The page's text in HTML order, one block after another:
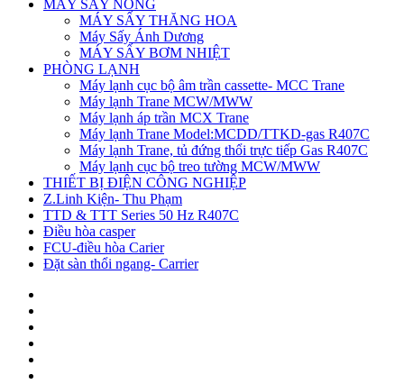
MÁY SẤY NÓNG
MÁY SẤY THĂNG HOA
Máy Sấy Ánh Dương
MÁY SẤY BƠM NHIỆT
PHÒNG LẠNH
Máy lạnh cục bộ âm trần cassette- MCC Trane
Máy lạnh Trane MCW/MWW
Máy lạnh áp trần MCX Trane
Máy lạnh Trane Model:MCDD/TTKD-gas R407C
Máy lạnh Trane, tủ đứng thổi trực tiếp Gas R407C
Máy lạnh cục bộ treo tường MCW/MWW
THIẾT BỊ ĐIỆN CÔNG NGHIỆP
Z.Linh Kiện- Thu Phạm
TTD & TTT Series 50 Hz R407C
Điều hòa casper
FCU-điều hòa Carier
Đặt sàn thổi ngang- Carrier